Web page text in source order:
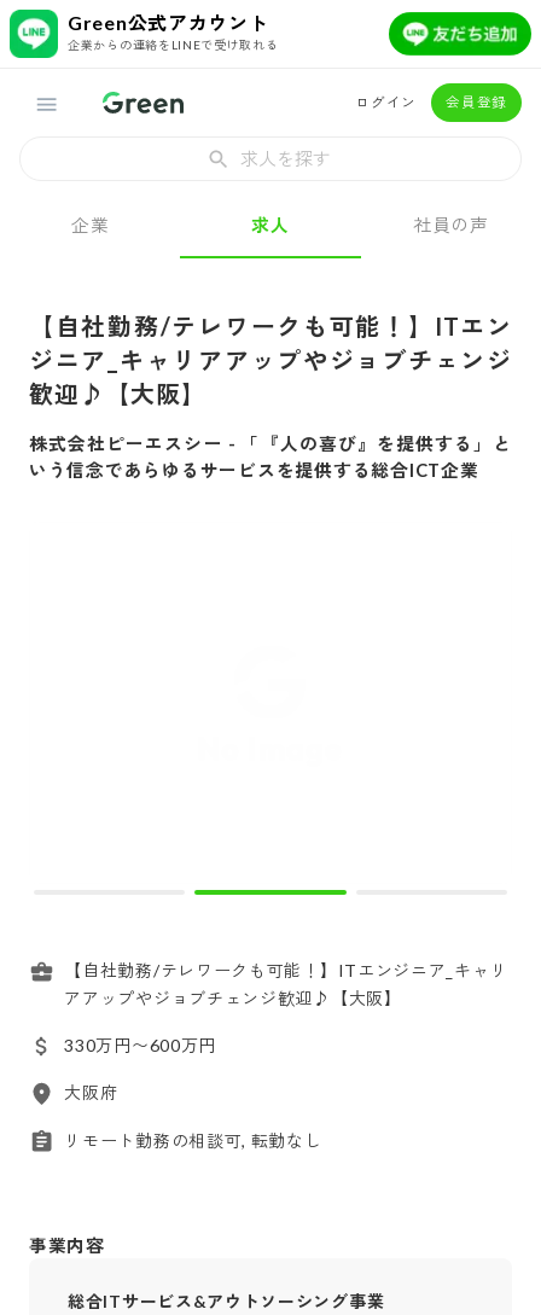
Green公式アカウント
企業からの連絡をLINEで受け取れる
ログイン 会員登録
求人を探す
企業 求人 社員の声
【自社勤務/テレワークも可能！】ITエン
ジニア_キャリアアップやジョブチェンジ
歓迎♪【大阪】
株式会社ピーエスシー -
「『人の喜び』を提供する」と
いう信念であらゆるサービスを提供する総合ICT企業
【自社勤務/テレワークも可能！】ITエンジニア_キャリ
アアップやジョブチェンジ歓迎♪【大阪】
330万円〜600万円
大阪府
リモート勤務の相談可, 転勤なし
事業内容
総合ITサービス&アウトソーシング事業